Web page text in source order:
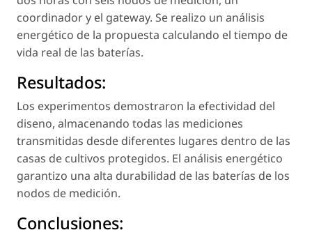
coordinador y el gateway. Se realizo un análisis
energético de la propuesta calculando el tiempo de
vida real de las baterías.
Resultados:
Los experimentos demostraron la efectividad del
diseno, almacenando todas las mediciones
transmitidas desde diferentes lugares dentro de las
casas de cultivos protegidos. El análisis energético
garantizo una alta durabilidad de las baterías de los
nodos de medición.
Conclusiones: